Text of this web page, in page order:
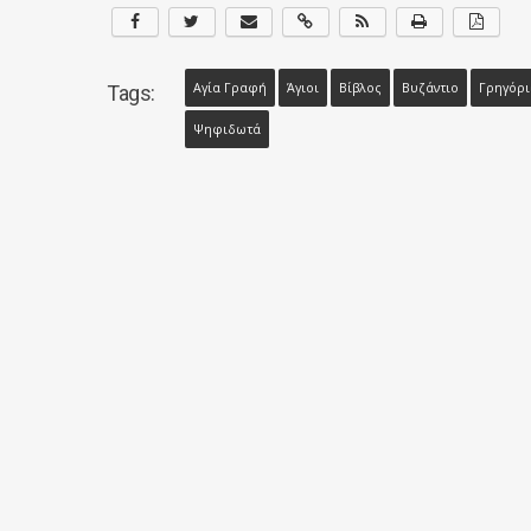
Tags: Αγία Γραφή Άγιοι Βίβλος Βυζάντιο
Ψηφιδωτά